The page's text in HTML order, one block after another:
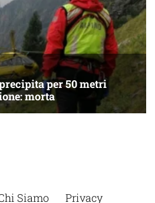
Siamo
Privacy